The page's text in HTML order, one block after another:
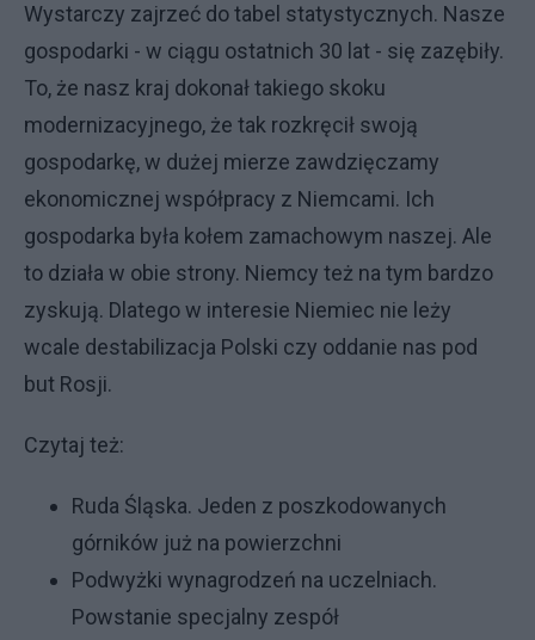
Wystarczy zajrzeć do tabel statystycznych. Nasze
gospodarki - w ciągu ostatnich 30 lat - się zazębiły.
To, że nasz kraj dokonał takiego skoku
modernizacyjnego, że tak rozkręcił swoją
gospodarkę, w dużej mierze zawdzięczamy
ekonomicznej współpracy z Niemcami. Ich
gospodarka była kołem zamachowym naszej. Ale
to działa w obie strony. Niemcy też na tym bardzo
zyskują. Dlatego w interesie Niemiec nie leży
wcale destabilizacja Polski czy oddanie nas pod
but Rosji.
Czytaj też:
Ruda Śląska. Jeden z poszkodowanych
górników już na powierzchni
Podwyżki wynagrodzeń na uczelniach.
Powstanie specjalny zespół